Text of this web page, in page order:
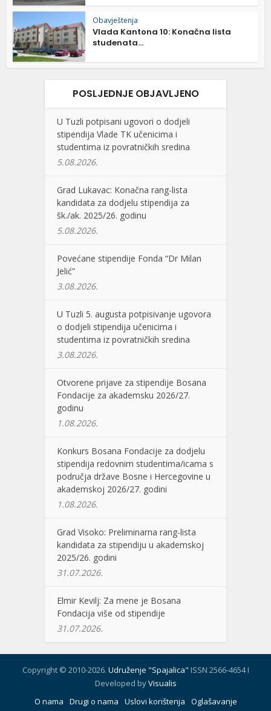
Obavještenja
Vlada Kantona 10: Konačna lista
studenata...
POSLJEDNJE OBJAVLJENO
U Tuzli potpisani ugovori o dodjeli
stipendija Vlade TK učenicima i
studentima iz povratničkih sredina
5.08.2026.
Grad Lukavac: Konačna rang-lista
kandidata za dodjelu stipendija za
šk./ak. 2025/26. godinu
5.08.2026.
Povećane stipendije Fonda “Dr Milan
Jelić”
3.08.2026.
U Tuzli 5. augusta potpisivanje ugovora
o dodjeli stipendija učenicima i
studentima iz povratničkih sredina
3.08.2026.
Otvorene prijave za stipendije Bosana
Fondacije za akademsku 2026/27.
godinu
1.08.2026.
Konkurs Bosana Fondacije za dodjelu
stipendija redovnim studentima/icama s
područja države Bosne i Hercegovine u
akademskoj 2026/27. godini
1.08.2026.
Grad Visoko: Preliminarna rang-lista
kandidata za stipendiju u akademskoj
2025/26. godini
31.07.2026.
Elmir Kevilj: Za mene je Bosana
Fondacija više od stipendije
31.07.2026.
Copyright © 2010-2026. Udruženje "Spajalica" ISSN 2566-4654 I
Developed byVisualis
O nama
Drugi o nama Uslovi korištenja Oglašavanje